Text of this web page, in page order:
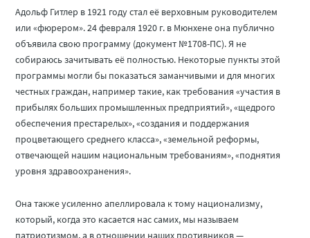
Адольф Гитлер в 1921 году стал её верховным руководителем
или «фюрером». 24 февраля 1920 г. в Мюнхене она публично
объявила свою программу (документ №1708-ПС). Я не
собираюсь зачитывать её полностью. Некоторые пункты этой
программы могли бы показаться заманчивыми и для многих
честных граждан, например такие, как требования «участия в
прибылях больших промышленных предприятий», «щедрого
обеспечения престарелых», «создания и поддержания
процветающего среднего класса», «земельной реформы,
отвечающей нашим национальным требованиям», «поднятия
уровня здравоохранения».
Она также усиленно апеллировала к тому национализму,
который, когда это касается нас самих, мы называем
патриотизмом, а в отношении наших противников —